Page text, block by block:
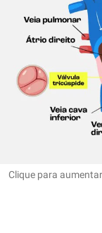
Clique para aumentar